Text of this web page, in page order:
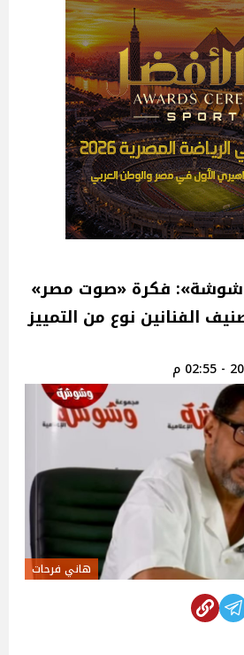
فكرة «صوت مصر»
الفنانين نوع من التمييز
هاني فرحات